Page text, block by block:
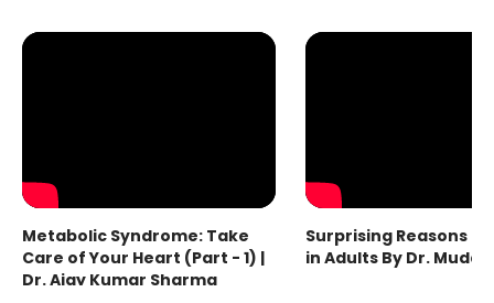
Metabolic Syndrome: Take
Care of Your Heart (Part - 1) |
Dr. Ajay Kumar Sharma
Surprising Reasons
in Adults By Dr.